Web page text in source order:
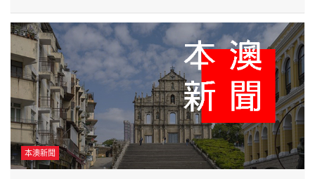
本澳新聞